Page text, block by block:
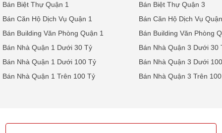
Bán Biệt Thự Quận 1
Bán Biệt Thự Quận 3
Bán Căn Hộ Dịch Vụ Quận 1
Bán Căn Hộ Dịch Vụ
Bán Building Văn Phòng Quận 1
Bán Building Văn Phòng
Bán Nhà Quận 1 Dưới 30 Tỷ
Bán Nhà Quận 3 Dưới 30
Bán Nhà Quận 1 Dưới 100 Tỷ
Bán Nhà Quận 3 Dưới
Bán Nhà Quận 1 Trên 100 Tỷ
Bán Nhà Quận 3 Trên